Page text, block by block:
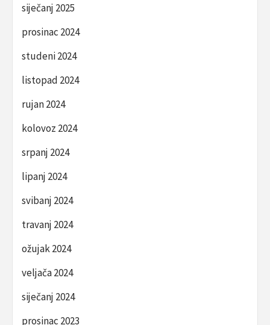
siječanj 2025
prosinac 2024
studeni 2024
listopad 2024
rujan 2024
kolovoz 2024
srpanj 2024
lipanj 2024
svibanj 2024
travanj 2024
ožujak 2024
veljača 2024
siječanj 2024
prosinac 2023